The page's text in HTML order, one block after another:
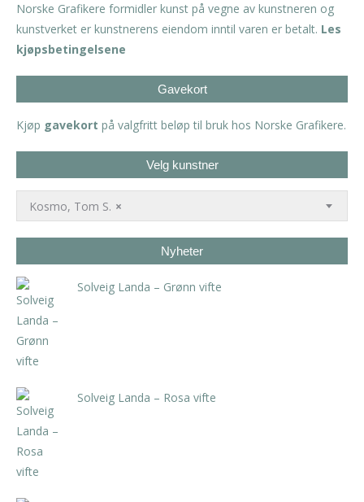
Norske Grafikere formidler kunst på vegne av kunstneren og
kunstverket er kunstnerens eiendom inntil varen er betalt. Les
kjøpsbetingelsene
Gavekort
Kjøp gavekort på valgfritt beløp til bruk hos Norske Grafikere.
Velg kunstner
×
Kosmo, Tom S.
Nyheter
Solveig Landa – Grønn vifte
Solveig Landa – Rosa vifte